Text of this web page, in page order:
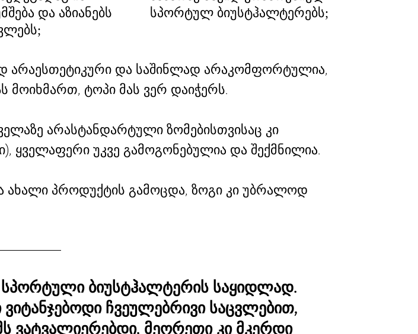
და აზიანებს
სპორტულ ბიუსტჰალტერებს;
არაესთეტიკური და საშინლად არაკომფორტულია,
ტოპი მას ვერ დაიჭერს.
არასტანდარტული ზომებისთვისაც კი
ყველაფერი უკვე გამოგონებულია და შექმნილია.
ახალი პროდუქტის გამოცდა, ზოგი კი უბრალოდ
სპორტული ბიუსტჰალტერის საყიდლად.
ჩვეულებრივი საცვლებით,
ვატვალიერებდი, მეორეთი კი მკერდი